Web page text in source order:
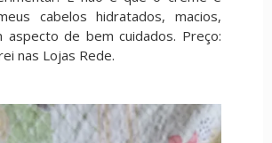
cabelos hidratados, macios,
aspecto de bem cuidados. Preço:
nas Lojas Rede.